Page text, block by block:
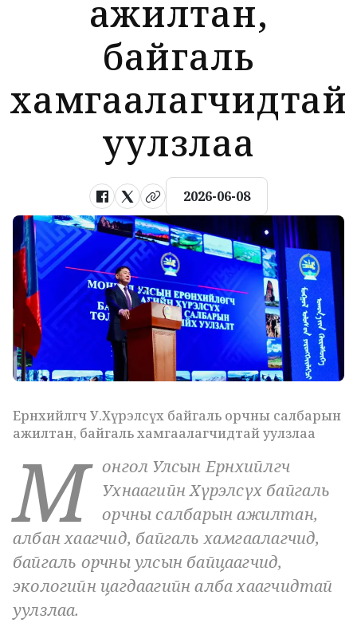
ажилтан,
байгаль
хамгаалагчидтай
уулзлаа
2026-06-08
Ерөнхийлөгч У.Хүрэлсүх байгаль орчны салбарын
ажилтан, байгаль хамгаалагчидтай уулзлаа
М онгол Улсын Ерөнхийлөгч
Ухнаагийн Хүрэлсүх байгаль
орчны салбарын ажилтан,
албан хаагчид, байгаль хамгаалагчид,
байгаль орчны улсын байцаагчид,
экологийн цагдаагийн алба хаагчидтай
уулзлаа.